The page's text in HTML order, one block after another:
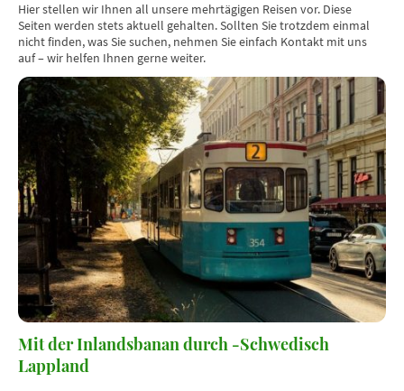
Hier stellen wir Ihnen all unsere mehrtägigen Reisen vor. Diese
Seiten werden stets aktuell gehalten. Sollten Sie trotzdem einmal
nicht finden, was Sie suchen, nehmen Sie einfach Kontakt mit uns
auf – wir helfen Ihnen gerne weiter.
Mit der Inlandsbanan durch -Schwedisch
Lappland